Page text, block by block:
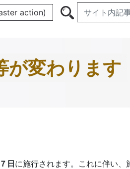
action)
が変わります
日に施行されます。これに伴い、